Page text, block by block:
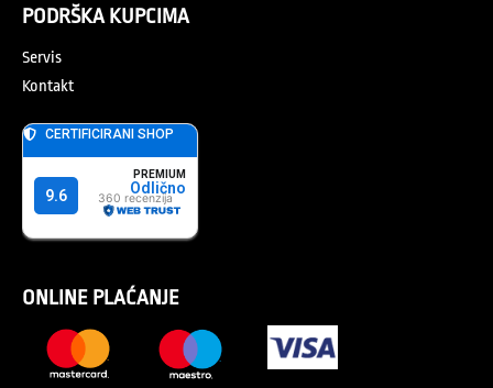
PODRŠKA KUPCIMA
Servis
Kontakt
ONLINE PLAĆANJE